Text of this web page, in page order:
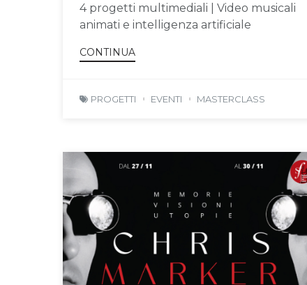
4 progetti multimediali | Video musicali
animati e intelligenza artificiale
CONTINUA
PROGETTI EVENTI MASTERCLASS